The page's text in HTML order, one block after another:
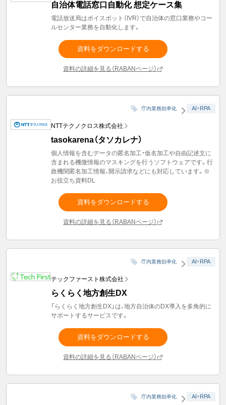
自治体電話窓口自動化 想定ケース集
電話放送局はボイスボット（IVR）で自治体の窓口業務やコー
ルセンター業務を自動化します。
資料をダウンロードする
資料の詳細を見る（RABANページ）
庁内業務効率化 AI・RPA
NTTテクノクロス株式会社
tasokarena（タソカレナ）
個人情報を含むデータの匿名加工・仮名加工や自由記述文に
含まれる機微情報のマスキングを行うソフトウェアです。行
政機関匿名加工情報、開示請求などにも対応しています。※
お役立ち資料DL
資料をダウンロードする
資料の詳細を見る（RABANページ）
庁内業務効率化 AI・RPA
テックファースト株式会社
らくらく地方創生DX
「らくらく地方創生DX」は、地方自治体のDX導入を多角的に
サポートするサービスです。
資料をダウンロードする
資料の詳細を見る（RABANページ）
庁内業務効率化 AI・RPA